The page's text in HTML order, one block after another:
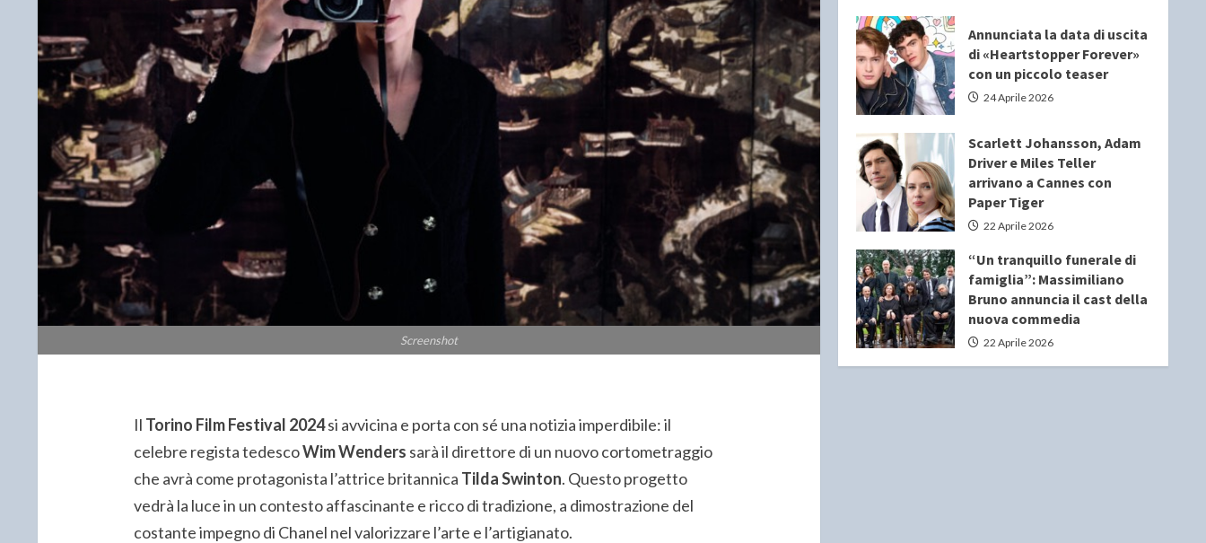
Screenshot
Il Torino Film Festival 2024si avvicina e porta con sé una notizia imperdibile: il
celebre regista tedescoWim Wenders sarà il direttore di un nuovo cortometraggio
che avrà come protagonista l’attrice britannica Tilda Swinton. Questo progetto
vedrà la luce in un contesto affascinante e ricco di tradizione, a dimostrazione del
costante impegno di Chanel nel valorizzare l’arte e l’artigianato.
Annunciata la data di uscita
di «Heartstopper Forever»
con un piccolo teaser
24 Aprile 2026
Scarlett Johansson, Adam
Driver e Miles Teller
arrivano a Cannes con
Paper Tiger
22 Aprile 2026
“Un tranquillo funerale di
famiglia”: Massimiliano
Bruno annuncia il cast della
nuova commedia
22 Aprile 2026